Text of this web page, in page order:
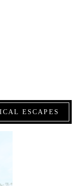
ESCAPES